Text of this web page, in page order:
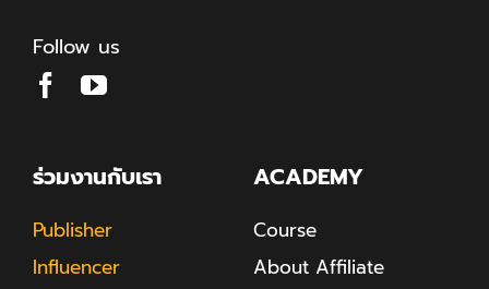
Follow us
ร่วมงานกับเรา
Publisher
Influencer
ACADEMY
Course
About Affiliate